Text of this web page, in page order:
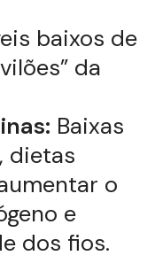
baixos de
da
Baixas
dietas
o
e
dos fios.